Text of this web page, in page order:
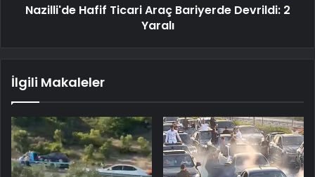
Nazilli'de Hafif Ticari Araç Bariyerde Devrildi: 2
Yaralı
İlgili Makaleler